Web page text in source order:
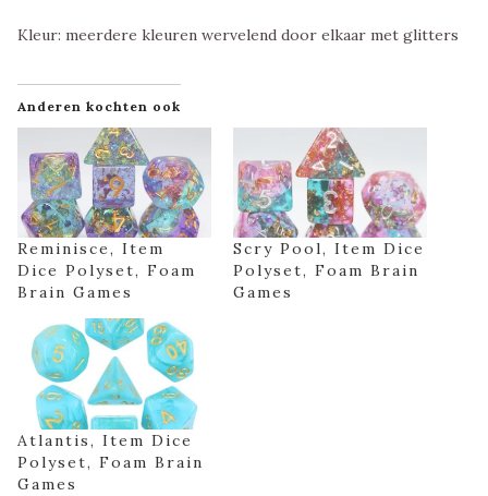
Kleur: meerdere kleuren wervelend door elkaar met glitters
Anderen kochten ook
Reminisce, Item
Dice Polyset, Foam
Brain Games
Scry Pool, Item Dice
Polyset, Foam Brain
Games
Atlantis, Item Dice
Polyset, Foam Brain
Games